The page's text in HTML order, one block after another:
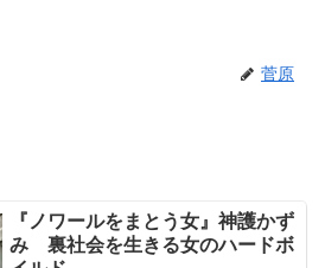
菅原
『ノワールをまとう女』神護かず
み 裏社会を生きる女のハードボ